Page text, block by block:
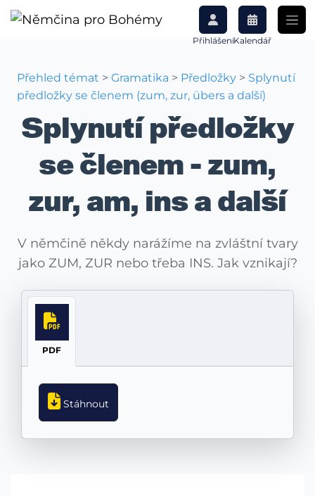
PřihlášeníKalendář
Přehled témat > Gramatika > Předložky > Splynutí
předložky se členem (zum, zur, übers a další)
Splynutí předložky
se členem - zum,
zur, am, ins a další
V němčině někdy narážíme na zvláštní tvary
jako ZUM, ZUR nebo třeba INS. Jak vznikají?
PDF
Stáhnout